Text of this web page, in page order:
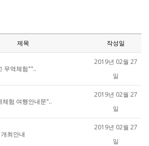
제목 작성일
무역체험""..
2019년 02월 27
일
험 여행안내문"..
2019년 02월 27
일
최안내
2019년 02월 27
일